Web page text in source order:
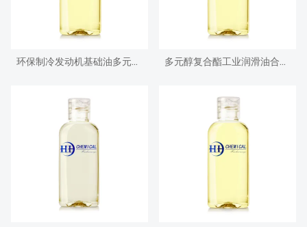
环保制冷发动机基础油多元醇酯 多元醇复合酯工业润滑油合成基础油